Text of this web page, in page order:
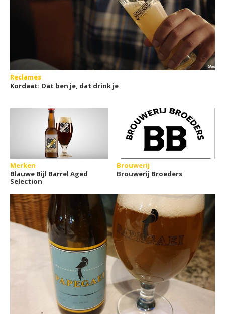
Reclames
Kordaat: Dat ben je, dat drink je
Merken
Blauwe Bijl Barrel Aged
Selection
Brouwerij
Brouwerij Broeders